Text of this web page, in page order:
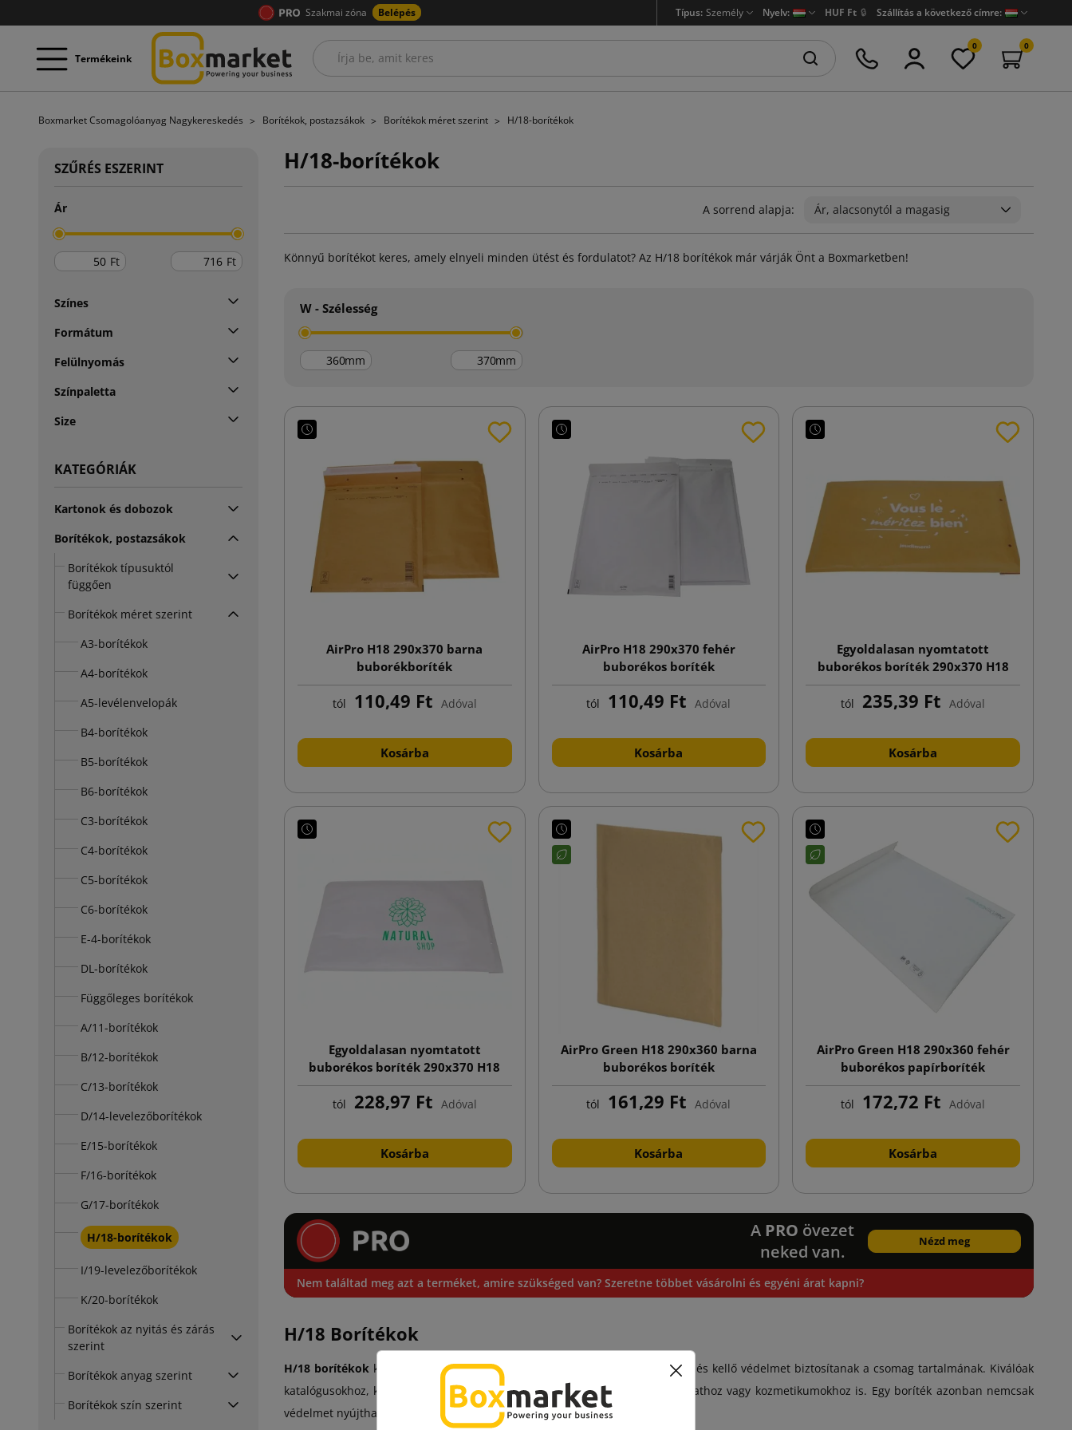
Szakmai zóna Belépés Típus: Személy Nyelv: HUF Ft 🔒 Szállítás a következő címre:
Termékeink
0 0
Boxmarket Csomagolóanyag Nagykereskedés Borítékok, postazsákok Borítékok méret szerint H/18-borítékok
SZŰRÉS ESZERINT
Ár
Ft Ft
Színes
Formátum
Felülnyomás
Színpaletta
Size
KATEGÓRIÁK
Kartonok és dobozok
Borítékok, postazsákok
Borítékok típusuktól
függően
Borítékok méret szerint
A3-borítékok
A4-borítékok
A5-levélenvelopák
B4-borítékok
B5-borítékok
B6-borítékok
C3-borítékok
C4-borítékok
C5-borítékok
C6-borítékok
E-4-borítékok
DL-borítékok
Függőleges borítékok
A/11-borítékok
B/12-borítékok
C/13-borítékok
D/14-levelezőborítékok
E/15-borítékok
F/16-borítékok
G/17-borítékok
H/18-borítékok
I/19-levelezőborítékok
K/20-borítékok
Borítékok az nyitás és zárás
szerint
Borítékok anyag szerint
Borítékok szín szerint
H/18-borítékok
A sorrend alapja: Ár, alacsonytól a magasig
Könnyű borítékot keres, amely elnyeli minden ütést és fordulatot? Az H/18 borítékok már várják Önt a Boxmarketben!
W - Szélesség
mm mm
AirPro H18 290x370 barna
buborékboríték
tól 110,49 Ft Adóval
Kosárba
AirPro H18 290x370 fehér
buborékos boríték
tól 110,49 Ft Adóval
Kosárba
Egyoldalasan nyomtatott
buborékos boríték 290x370 H18
barna
tól 235,39 Ft Adóval
Kosárba
Egyoldalasan nyomtatott
buborékos boríték 290x370 H18
fehér
tól 228,97 Ft Adóval
Kosárba
AirPro Green H18 290x360 barna
buborékos boríték
tól 161,29 Ft Adóval
Kosárba
AirPro Green H18 290x360 fehér
buborékos papírboríték
tól 172,72 Ft Adóval
Kosárba
A PRO övezet
neked van.
Nézd meg
Nem találtad meg azt a terméket, amire szükséged van? Szeretne többet vásárolni és egyéni árat kapni?
H/18 Borítékok
H/18 borítékok könnyűek, de erősek, így nem növelik a szállítási költséget, és kellő védelmet biztosítanak a csomag tartalmának. Kiválóak
katalógusokhoz, könyvekhez, céges ajándékokhoz, elektronikához, de ruházathoz vagy kozmetikumokhoz is. Egy boríték azonban nemcsak
védelmet nyújthat – a márkádat is hordozhatja.